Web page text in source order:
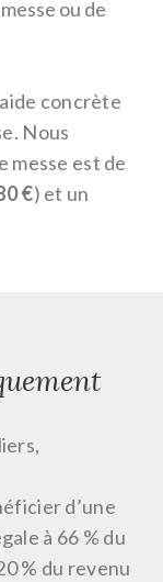
ou de
concrète
Nous
messe est de
€) et un
d’une
à 66 % du
% du revenu